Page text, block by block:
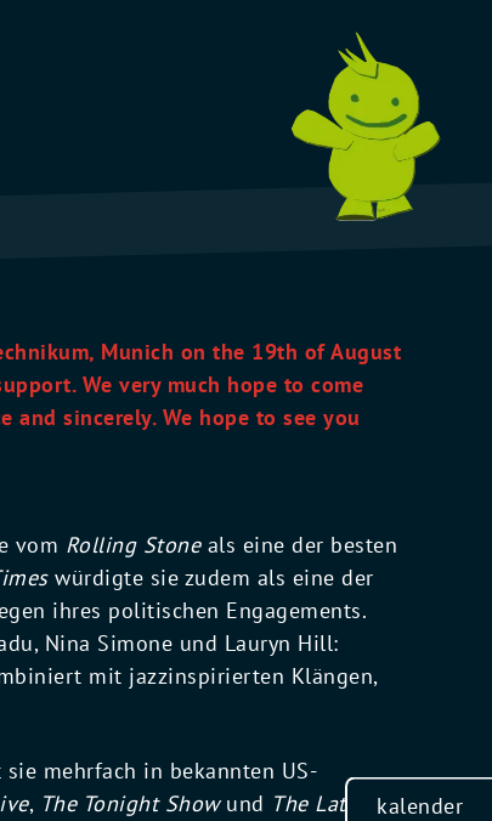
kalender
Munich on the 19th of August
We very much hope to come
and sincerely. We hope to see you
vom Rolling Stoneals eine der besten
würdigte sie zudem als eine der
ihres politischen Engagements.
Nina Simone und Lauryn Hill:
mit jazzinspirierten Klängen,
mehrfach in bekannten US-
, The Tonight Showund The Late